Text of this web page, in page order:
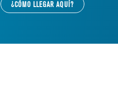
¿CÓMO LLEGAR AQUÍ?